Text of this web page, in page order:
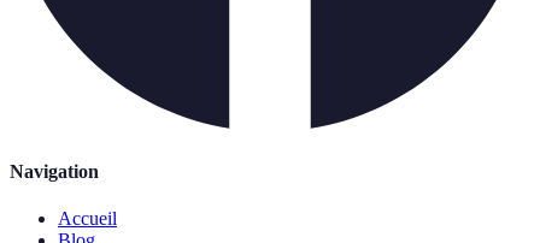
Navigation
Accueil